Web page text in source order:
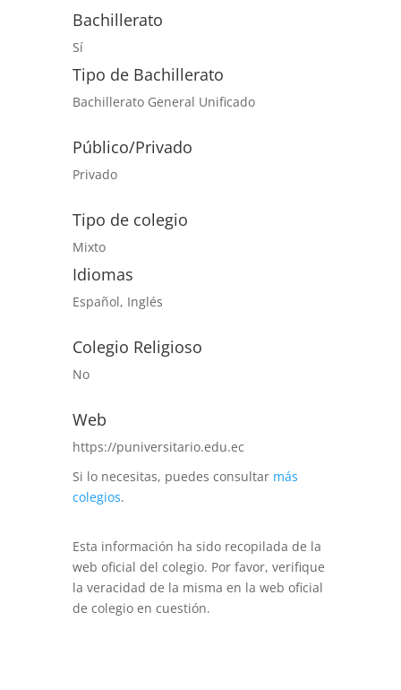
Bachillerato
Sí
Tipo de Bachillerato
Bachillerato General Unificado
Público/Privado
Privado
Tipo de colegio
Mixto
Idiomas
Español, Inglés
Colegio Religioso
No
Web
https://puniversitario.edu.ec
Si lo necesitas, puedes consultar más
colegios.
Esta información ha sido recopilada de la
web oficial del colegio. Por favor, verifique
la veracidad de la misma en la web oficial
de colegio en cuestión.